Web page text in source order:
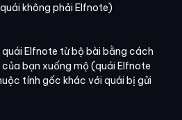
không phải Elfnote)
Elfnote từ bộ bài bằng cách
bạn xuống mộ (quái Elfnote
tính gốc khác với quái bị gửi